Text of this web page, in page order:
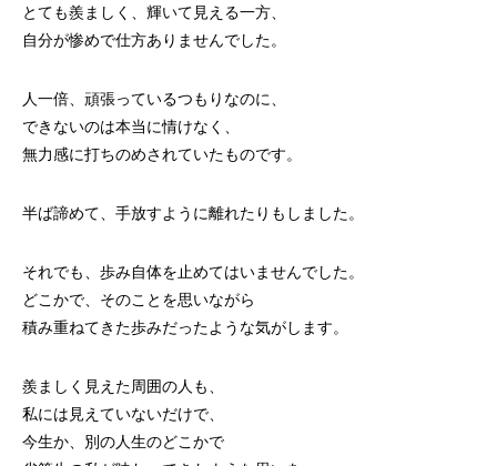
とても羨ましく、輝いて見える一方、
自分が惨めで仕方ありませんでした。
人一倍、頑張っているつもりなのに、
できないのは本当に情けなく、
無力感に打ちのめされていたものです。
半ば諦めて、手放すように離れたりもしました。
それでも、歩み自体を止めてはいませんでした。
どこかで、そのことを思いながら
積み重ねてきた歩みだったような気がします。
羨ましく見えた周囲の人も、
私には見えていないだけで、
今生か、別の人生のどこかで